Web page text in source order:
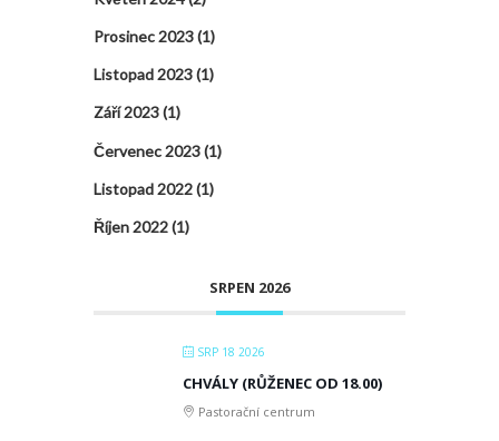
Prosinec 2023(1)
Listopad 2023(1)
Září 2023(1)
Červenec 2023(1)
Listopad 2022(1)
Říjen 2022(1)
SRPEN 2026
SRP 18 2026
CHVÁLY (RŮŽENEC OD 18.00)
Pastorační centrum